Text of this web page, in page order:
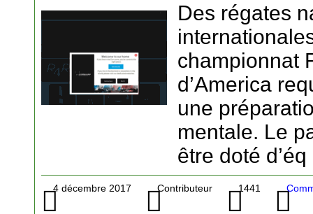
Des régates
championnat
d’America
une
mentale. Le
être doté d’éq
4 décembre 2017 Contributeur 1441